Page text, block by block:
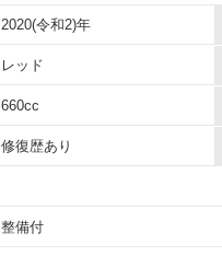
2020(令和2)年
レッド
660cc
修復歴あり
整備付